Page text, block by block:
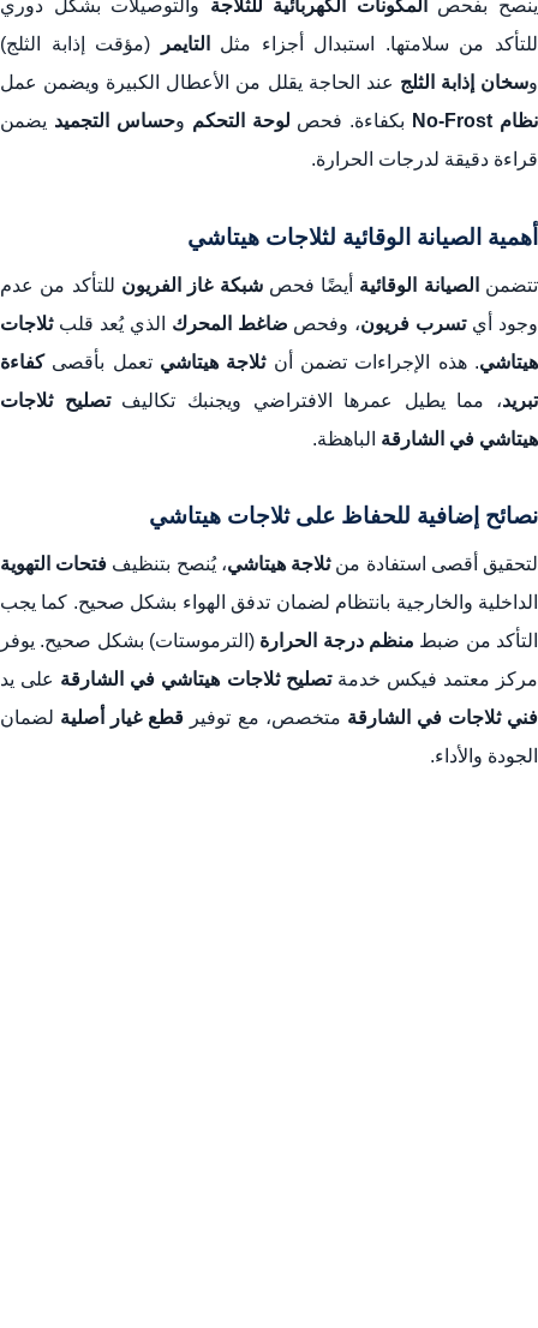
ينصح بفحص المكونات الكهربائية للثلاجة والتوصيلات بشكل دوري
للتأكد من سلامتها. استبدال أجزاء مثل
التايمر
(مؤقت إذابة الثلج)
وسخان إذابة الثلج عند الحاجة يقلل من الأعطال الكبيرة ويضمن عمل
نظام No-Frost
بكفاءة. فحص لوحة التحكم وحساس التجميد يضمن
قراءة دقيقة لدرجات الحرارة.
أهمية الصيانة الوقائية لثلاجات هيتاشي
تتضمن الصيانة الوقائية أيضًا فحصشبكة غاز الفريون للتأكد من عدم
وجود أيتسرب فريون، وفحص ضاغط المحرك الذي يُعد قلبثلاجات
هيتاشي. هذه الإجراءات تضمن أنثلاجة هيتاشي تعمل بأقصىكفاءة
تبريد، مما يطيل عمرها الافتراضي ويجنبك تكاليفتصليح ثلاجات
هيتاشي في الشارقة الباهظة.
نصائح إضافية للحفاظ على ثلاجات هيتاشي
لتحقيق أقصى استفادة منثلاجة هيتاشي، يُنصح بتنظيف فتحات التهوية
الداخلية والخارجية بانتظام لضمان تدفق الهواء بشكل صحيح. كما يجب
التأكد من ضبط منظم درجة الحرارة (الترموستات) بشكل صحيح. يوفر
مركز معتمد فيكس خدمةتصليح ثلاجات هيتاشي في الشارقة على يد
فني ثلاجات في الشارقة متخصص، مع توفير قطع غيار أصلية لضمان
الجودة والأداء.